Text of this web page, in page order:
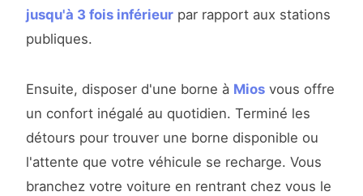
jusqu'à 3 fois inférieur par rapport aux stations
publiques.
Ensuite, disposer d'une borne à Mios vous offre
un confort inégalé au quotidien. Terminé les
détours pour trouver une borne disponible ou
l'attente que votre véhicule se recharge. Vous
branchez votre voiture en rentrant chez vous le